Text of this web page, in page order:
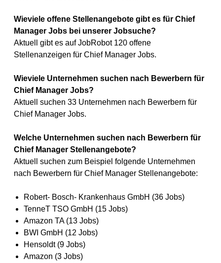
Wieviele offene Stellenangebote gibt es für Chief
Manager Jobs bei unserer Jobsuche?
Aktuell gibt es auf JobRobot 120 offene
Stellenanzeigen für Chief Manager Jobs.
Wieviele Unternehmen suchen nach Bewerbern für
Chief Manager Jobs?
Aktuell suchen 33 Unternehmen nach Bewerbern für
Chief Manager Jobs.
Welche Unternehmen suchen nach Bewerbern für
Chief Manager Stellenangebote?
Aktuell suchen zum Beispiel folgende Unternehmen
nach Bewerbern für Chief Manager Stellenangebote:
Robert- Bosch- Krankenhaus GmbH (36 Jobs)
TenneT TSO GmbH (15 Jobs)
Amazon TA (13 Jobs)
BWI GmbH (12 Jobs)
Hensoldt (9 Jobs)
Amazon (3 Jobs)